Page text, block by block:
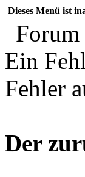
Dieses Menü ist
Ein
Fehler
Der